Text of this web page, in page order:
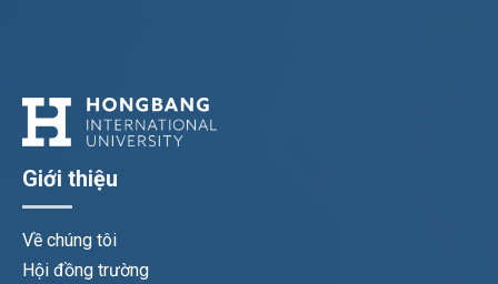
Giới thiệu
Về chúng tôi
Hội đồng trường